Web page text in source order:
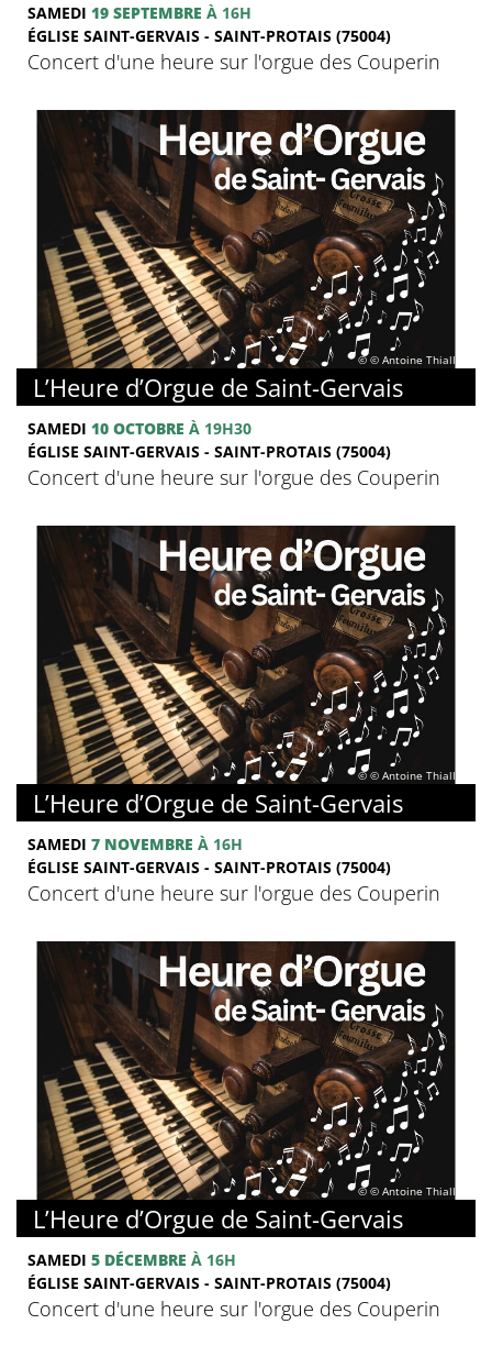
SAMEDI 19 SEPTEMBRE À 16H
ÉGLISE SAINT-GERVAIS - SAINT-PROTAIS (75004)
Concert d'une heure sur l'orgue des Couperin
© © Antoine Thiallier
L’Heure d’Orgue de Saint-Gervais
SAMEDI 10 OCTOBRE À 19H30
ÉGLISE SAINT-GERVAIS - SAINT-PROTAIS (75004)
Concert d'une heure sur l'orgue des Couperin
© © Antoine Thiallier
L’Heure d’Orgue de Saint-Gervais
SAMEDI 7 NOVEMBRE À 16H
ÉGLISE SAINT-GERVAIS - SAINT-PROTAIS (75004)
Concert d'une heure sur l'orgue des Couperin
© © Antoine Thiallier
L’Heure d’Orgue de Saint-Gervais
SAMEDI 5 DÉCEMBRE À 16H
ÉGLISE SAINT-GERVAIS - SAINT-PROTAIS (75004)
Concert d'une heure sur l'orgue des Couperin